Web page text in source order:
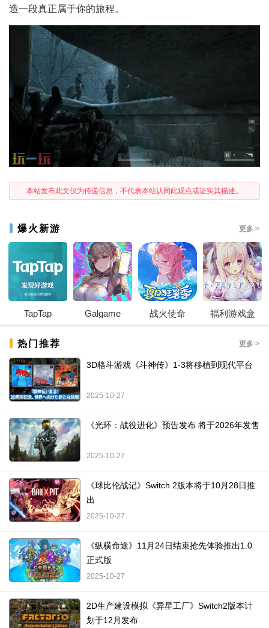
造一段真正属于你的旅程。
本站发布此文仅为传递信息，不代表本站认同此观点或证实其描述。
爆火新游 更多 >
TapTap Galgame 战火使命 福利游戏盒
热门推荐 更多 >
3D格斗游戏《斗神传》1-3将移植到现代平台
2025-10-27
《光环：战役进化》预告发布 将于2026年发售
2025-10-27
《球比伦战记》Switch 2版本将于10月28日推
出
2025-10-27
《纵横命途》11月24日结束抢先体验推出1.0
正式版
2025-10-27
2D生产建设模拟《异星工厂》Switch2版本计
划于12月发布